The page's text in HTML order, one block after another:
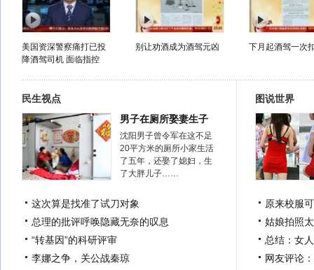
美国资深警察痛打已投
降酒驾司机 面临指控
别让劝酒成为酒驾元凶 下月起酒驾一次
民生视点
男子在厕所娶妻生子
沈阳男子曾令军在这不足
20平方米的厕所小家生活
了五年，还娶了媳妇，生
了大胖儿子……
这次算是找准了试刀对象
总理的批评呼唤隐藏无奈的叹息
“转基因”的科研评审
李娜之争，关公战秦琼
图说世界
原来校服
姑娘拍照
总结：女
网友评论